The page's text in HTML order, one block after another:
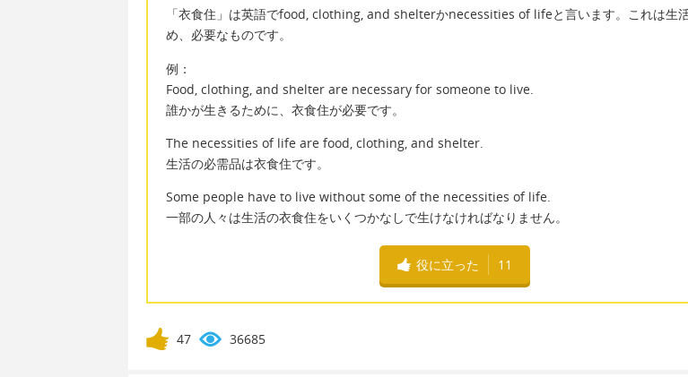
「衣食住」は英語でfood, clothing, and shelterかnecessities of lifeと言います。これは生
め、必要なものです。
例：
Food, clothing, and shelter are necessary for someone to live.
誰かが生きるために、衣食住が必要です。
The necessities of life are food, clothing, and shelter.
生活の必需品は衣食住です。
Some people have to live without some of the necessities of life.
一部の人々は生活の衣食住をいくつかなしで生けなければなりません。
役に立った 11
47 36685